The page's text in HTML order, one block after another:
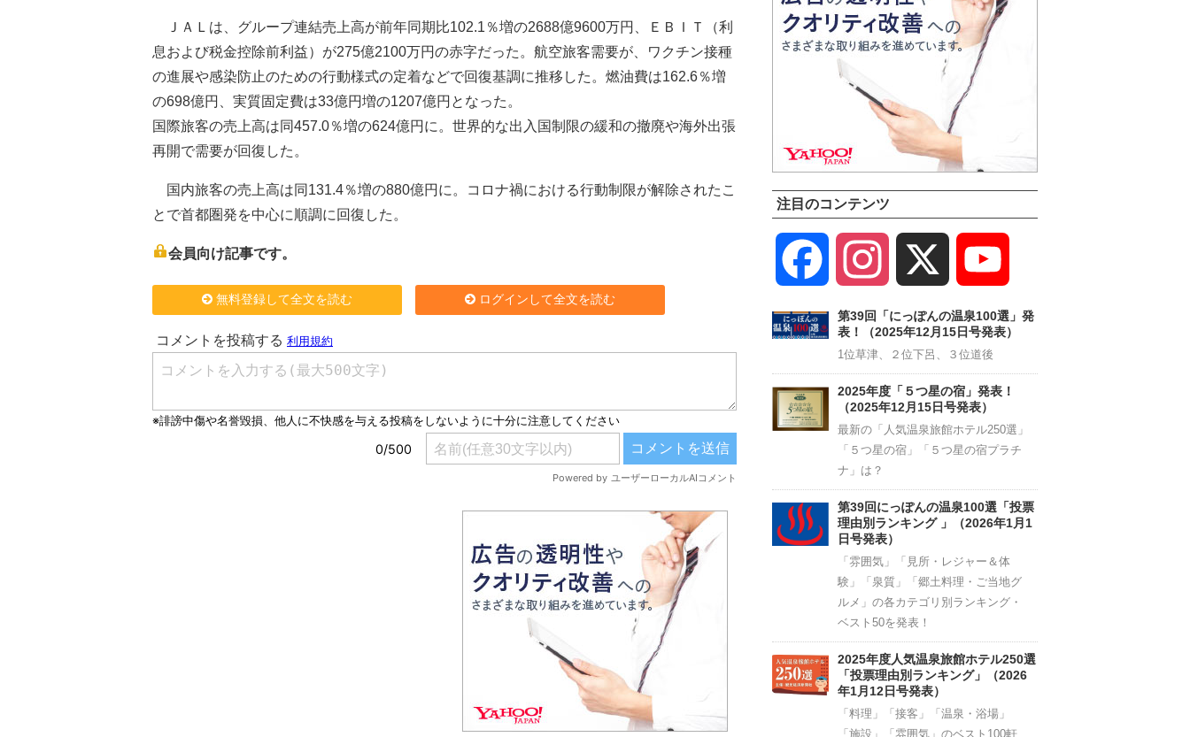
ＪＡＬは、グループ連結売上高が前年同期比102.1％増の2688億9600万円、ＥＢＩＴ（利
息および税金控除前利益）が275億2100万円の赤字だった。航空旅客需要が、ワクチン接種
の進展や感染防止のための行動様式の定着などで回復基調に推移した。燃油費は162.6％増
の698億円、実質固定費は33億円増の1207億円となった。
国際旅客の売上高は同457.0％増の624億円に。世界的な出入国制限の緩和の撤廃や海外出張
再開で需要が回復した。
国内旅客の売上高は同131.4％増の880億円に。コロナ禍における行動制限が解除されたこ
とで首都圏発を中心に順調に回復した。
会員向け記事です。
無料登録して全文を読む ログインして全文を読む
注目のコンテンツ
Facebook Instagram
Channel
第39回「にっぽんの温泉100選」発
表！（2025年12月15日号発表）
1位草津、２位下呂、３位道後
2025年度「５つ星の宿」発表！
（2025年12月15日号発表）
最新の「人気温泉旅館ホテル250選」
「５つ星の宿」「５つ星の宿プラチ
ナ」は？
第39回にっぽんの温泉100選「投票
理由別ランキング 」（2026年1月1
日号発表）
「雰囲気」「見所・レジャー＆体
験」「泉質」「郷土料理・ご当地グ
ルメ」の各カテゴリ別ランキング・
ベスト50を発表！
2025年度人気温泉旅館ホテル250選
「投票理由別ランキング」（2026
年1月12日号発表）
「料理」「接客」「温泉・浴場」
「施設」「雰囲気」のベスト100軒